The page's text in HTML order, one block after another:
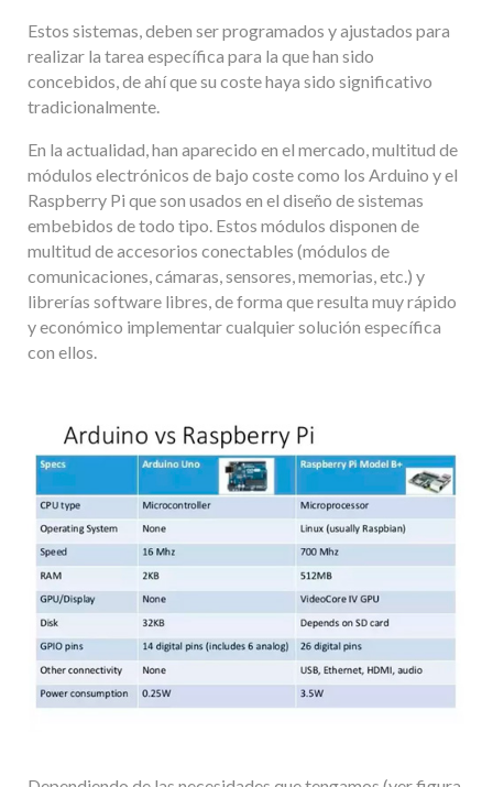
Estos sistemas, deben ser programados y ajustados para
realizar la tarea específica para la que han sido
concebidos, de ahí que su coste haya sido significativo
tradicionalmente.
En la actualidad, han aparecido en el mercado, multitud de
módulos electrónicos de bajo coste como los Arduino y el
Raspberry Pi que son usados en el diseño de sistemas
embebidos de todo tipo. Estos módulos disponen de
multitud de accesorios conectables (módulos de
comunicaciones, cámaras, sensores, memorias, etc.) y
librerías software libres, de forma que resulta muy rápido
y económico implementar cualquier solución específica
con ellos.